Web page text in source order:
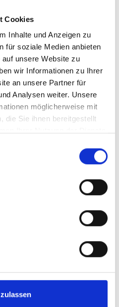
Cookies
Inhalte und Anzeigen zu
für soziale Medien anbieten
unsere Website zu
wir Informationen zu Ihrer
an unsere Partner für
Analysen weiter. Unsere
möglicherweise mit
die Sie ihnen bereitgestellt
PRIVILEGE